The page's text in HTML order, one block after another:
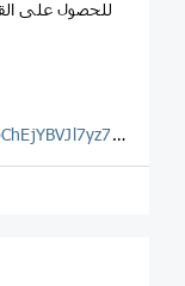
للحصول على